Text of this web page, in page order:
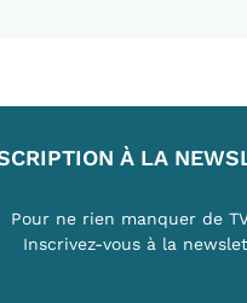
À LA
Pour ne rien manquer de
Inscrivez-vous à la